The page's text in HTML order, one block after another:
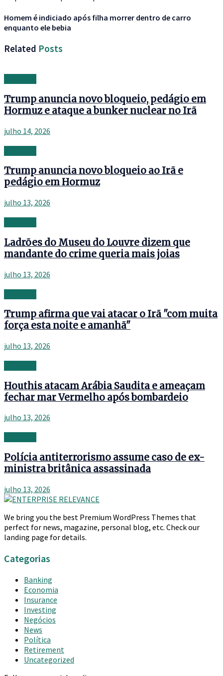
Homem é indiciado após filha morrer dentro de carro
enquanto ele bebia
Related Posts
Trump anuncia novo bloqueio, pedágio em
Hormuz e ataque a bunker nuclear no Irã
julho 14, 2026
Trump anuncia novo bloqueio ao Irã e
pedágio em Hormuz
julho 13, 2026
Ladrões do Museu do Louvre dizem que
mandante do crime queria mais joias
julho 13, 2026
Trump afirma que vai atacar o Irã "com muita
força esta noite e amanhã"
julho 13, 2026
Houthis atacam Arábia Saudita e ameaçam
fechar mar Vermelho após bombardeio
julho 13, 2026
Polícia antiterrorismo assume caso de ex-
ministra britânica assassinada
julho 13, 2026
We bring you the best Premium WordPress Themes that
perfect for news, magazine, personal blog, etc. Check our
landing page for details.
Categorias
Banking
Economia
Insurance
Investing
Negócios
News
Política
Retirement
Uncategorized